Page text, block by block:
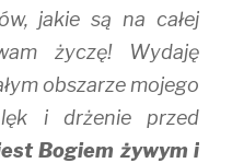
jakie są na całej
życzę! Wydaję
obszarze mojego
i drżenie przed
Bogiem żywym i